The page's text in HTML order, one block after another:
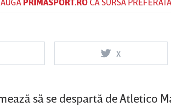
X
să se despartă de Atletico
FC Botoşani
Corvinul
Sepsi OSK